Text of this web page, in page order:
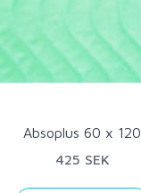
Absoplus 60 x 120
425 SEK